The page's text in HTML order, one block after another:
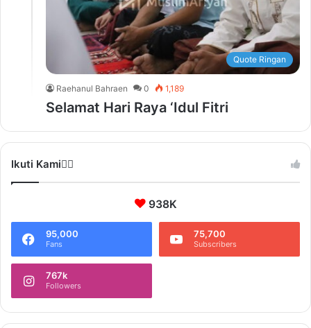
Quote Ringan
Raehanul Bahraen 0 1,189
Selamat Hari Raya ‘Idul Fitri
Ikuti Kami❤️‍🔥
938K
95,000
Fans
75,700
Subscribers
767k
Followers